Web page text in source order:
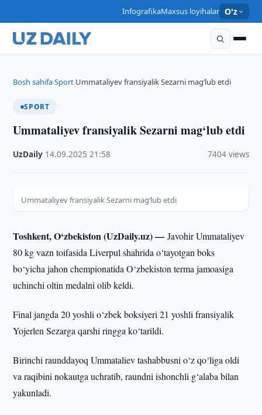
InfografikaMaxsus loyihalar O'z
Bosh sahifa›Sport›Ummataliyev fransiyalik Sezarni mag‘lub etdi
SPORT
Ummataliyev fransiyalik Sezarni mag‘lub etdi
UzDaily 14.09.2025 ·21:58 7404 views
Ummataliyev fransiyalik Sezarni mag‘lub etdi
Toshkent, O‘zbekiston (UzDaily.uz) —Javohir Ummataliyev
80 kg vazn toifasida Liverpul shahrida o‘tayotgan boks
bo‘yicha jahon chempionatida O‘zbekiston terma jamoasiga
uchinchi oltin medalni olib keldi.
Final jangda 20 yoshli o‘zbek boksiyeri 21 yoshli fransiyalik
Yojerlen Sezarga qarshi ringga ko‘tarildi.
Birinchi raunddayoq Ummataliev tashabbusni o‘z qo‘liga oldi
va raqibini nokautga uchratib, raundni ishonchli g‘alaba bilan
yakunladi.